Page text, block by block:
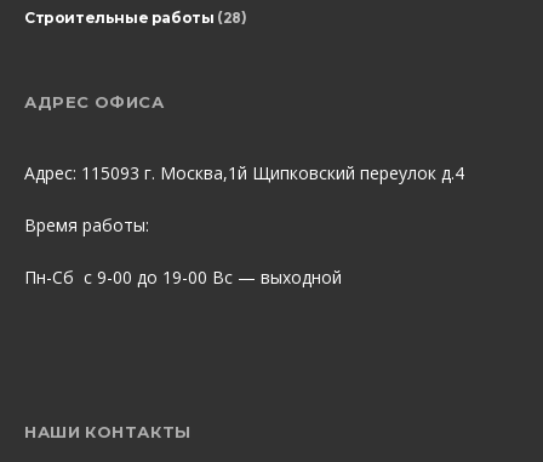
Строительные работы (28)
АДРЕС ОФИСА
Адрес: 115093 г. Москва,1й Щипковский переулок д.4
Время работы:
Пн-Сб с 9-00 до 19-00 Вс — выходной
НАШИ КОНТАКТЫ